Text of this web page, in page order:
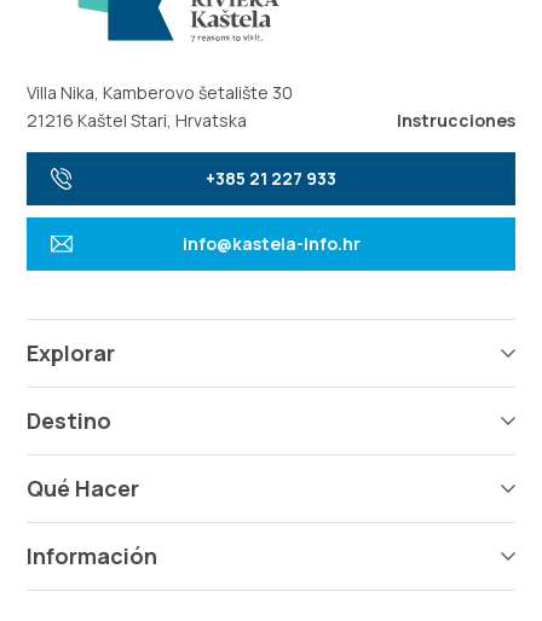
Villa Nika, Kamberovo šetalište 30
21216 Kaštel Stari, Hrvatska
Instrucciones
+385 21 227 933
info@kastela-info.hr
Explorar
Destino
Qué Hacer
Información